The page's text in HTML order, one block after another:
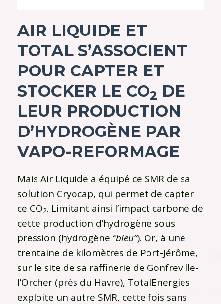
AIR LIQUIDE ET
TOTAL S’ASSOCIENT
POUR CAPTER ET
STOCKER LE CO2 DE
LEUR PRODUCTION
D’HYDROGÈNE PAR
VAPO-REFORMAGE
Mais Air Liquide a équipé ce SMR de sa
solution Cryocap, qui permet de capter
ce CO2. Limitant ainsi l’impact carbone de
cette production d’hydrogène sous
pression (hydrogène “bleu”). Or, à une
trentaine de kilomètres de Port-Jérôme,
sur le site de sa raffinerie de Gonfreville-
l’Orcher (près du Havre), TotalEnergies
exploite un autre SMR, cette fois sans